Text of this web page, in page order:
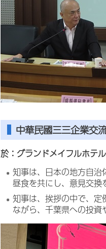
中華民國三三企業交
於：グランドメイフルホテル
知事は、日本の地方自
昼食を共にし、意見交換
知事は、挨拶の中で、
ながら、千葉県への投資